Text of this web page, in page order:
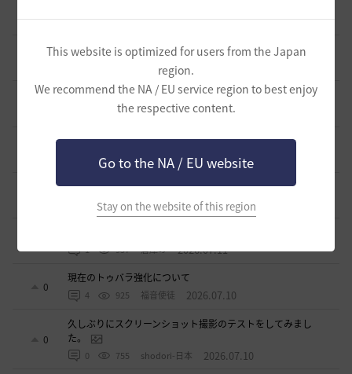
This website is optimized for users from the Japan
region.
We recommend the NA / EU service region to best enjoy
the respective content.
Go to the NA / EU website
Stay on the website of this region
ベテラン＆ルーキー クーポン配布
0 731 飛鳥雨音 2026.07.24
ドーサやソーサレスの無敵踊りについて
無敵で踊り狂う女
立ち聞きについて
859 マサ 2026.07.23
ワロタwwww
1.1K ジークちゃん-日本 2026.07.15
ベテラン募集
871 sunanana 2026.07.11
1 957 倉庫の 2026.07.11
0
現在のトゥバラ強化について
4 925 福音使徒 2026.07.10
0
久しぶりにスクリーンショット撮影のテストをしてみまし
た。
0 755 shodori-日本 2026.07.10